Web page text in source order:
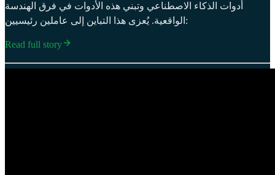
أدوات الذكاء الاصطناعي وتبني هذه الأدوات في فرق الهندسة
الواقعية. يُعزى هذا التباين إلى عاملين رئيسيين:
Read full story